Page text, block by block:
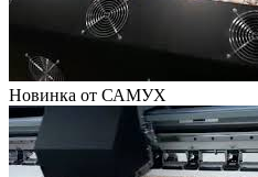
Новинка от САМУХ